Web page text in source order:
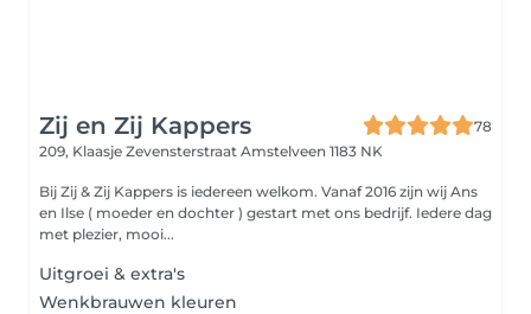
Zij en Zij Kappers
78
209, Klaasje Zevensterstraat Amstelveen 1183 NK
Bij Zij & Zij Kappers is iedereen welkom. Vanaf 2016 zijn wij Ans
en Ilse ( moeder en dochter ) gestart met ons bedrijf. Iedere dag
met plezier, mooi...
Uitgroei & extra's
Wenkbrauwen kleuren